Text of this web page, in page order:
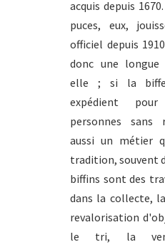
acquis depuis
puces, eux,
officiel depuis
donc une
elle ; si la
expédient
personnes sans
aussi un métier
tradition, souvent
biffins sont des
dans la collecte,
revalorisation
le tri, la